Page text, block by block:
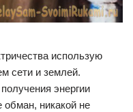
использую
сети и землей.
энергии
обман, никакой не